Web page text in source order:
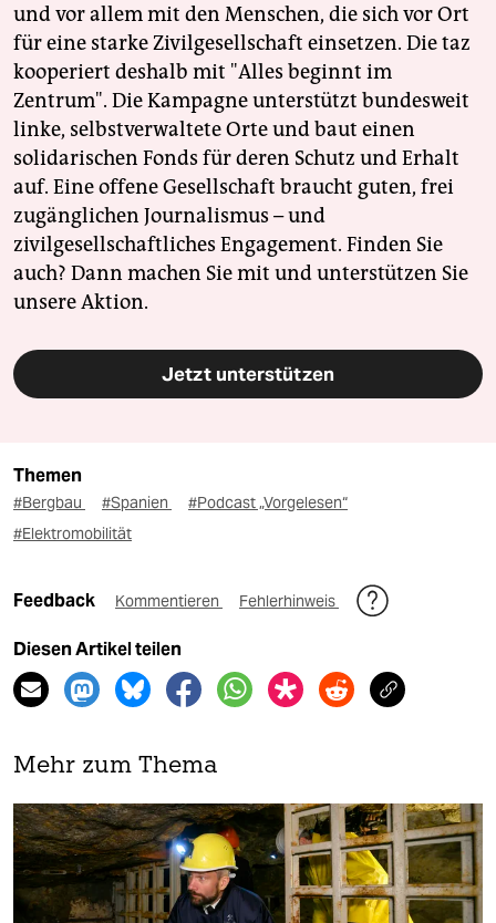
und vor allem mit den Menschen, die sich vor Ort
für eine starke Zivilgesellschaft einsetzen. Die taz
kooperiert deshalb mit "Alles beginnt im
Zentrum". Die Kampagne unterstützt bundesweit
linke, selbstverwaltete Orte und baut einen
solidarischen Fonds für deren Schutz und Erhalt
auf. Eine offene Gesellschaft braucht guten, frei
zugänglichen Journalismus – und
zivilgesellschaftliches Engagement. Finden Sie
auch? Dann machen Sie mit und unterstützen Sie
unsere Aktion.
Jetzt unterstützen
Themen
#Bergbau #Spanien
#Podcast „Vorgelesen“
#Elektromobilität
Feedback Kommentieren Fehlerhinweis
Diesen Artikel teilen
Mehr zum Thema